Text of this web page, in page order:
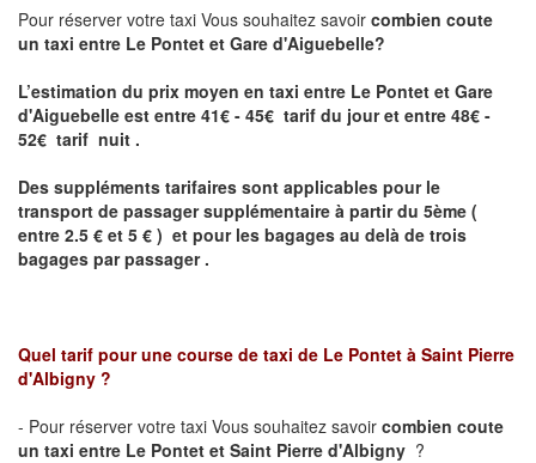
Pour réserver votre taxi Vous souhaitez savoir combien coute
un taxi entre Le Pontet et Gare d'Aiguebelle?
L’estimation du prix moyen en taxi entre Le Pontet et Gare
d'Aiguebelle est entre 41€ - 45€ tarif du jour et entre 48€ -
52€ tarif nuit .
Des suppléments tarifaires sont applicables pour le
transport de passager supplémentaire à partir du 5ème (
entre 2.5 € et 5 € ) et pour les bagages au delà de trois
bagages par passager .
Quel tarif pour une course de taxi de Le Pontet à Saint Pierre
d'Albigny ?
- Pour réserver votre taxi Vous souhaitez savoir combien coute
un taxi entre Le Pontet et Saint Pierre d'Albigny ?